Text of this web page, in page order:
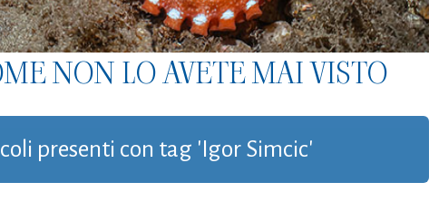
NON LO AVETE MAI VISTO
presenti con tag 'Igor Simcic'